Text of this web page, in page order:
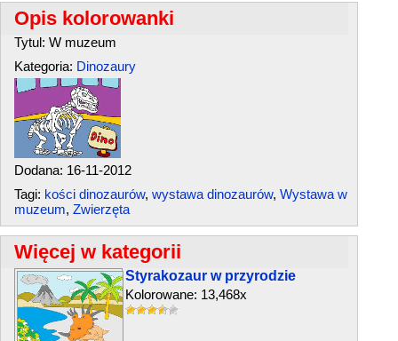
Opis kolorowanki
Tytul: W muzeum
Kategoria: Dinozaury
Dodana: 16-11-2012
Tagi: kości dinozaurów, wystawa dinozaurów, Wystawa w
muzeum, Zwierzęta
Więcej w kategorii
Styrakozaur w przyrodzie
Kolorowane: 13,468x